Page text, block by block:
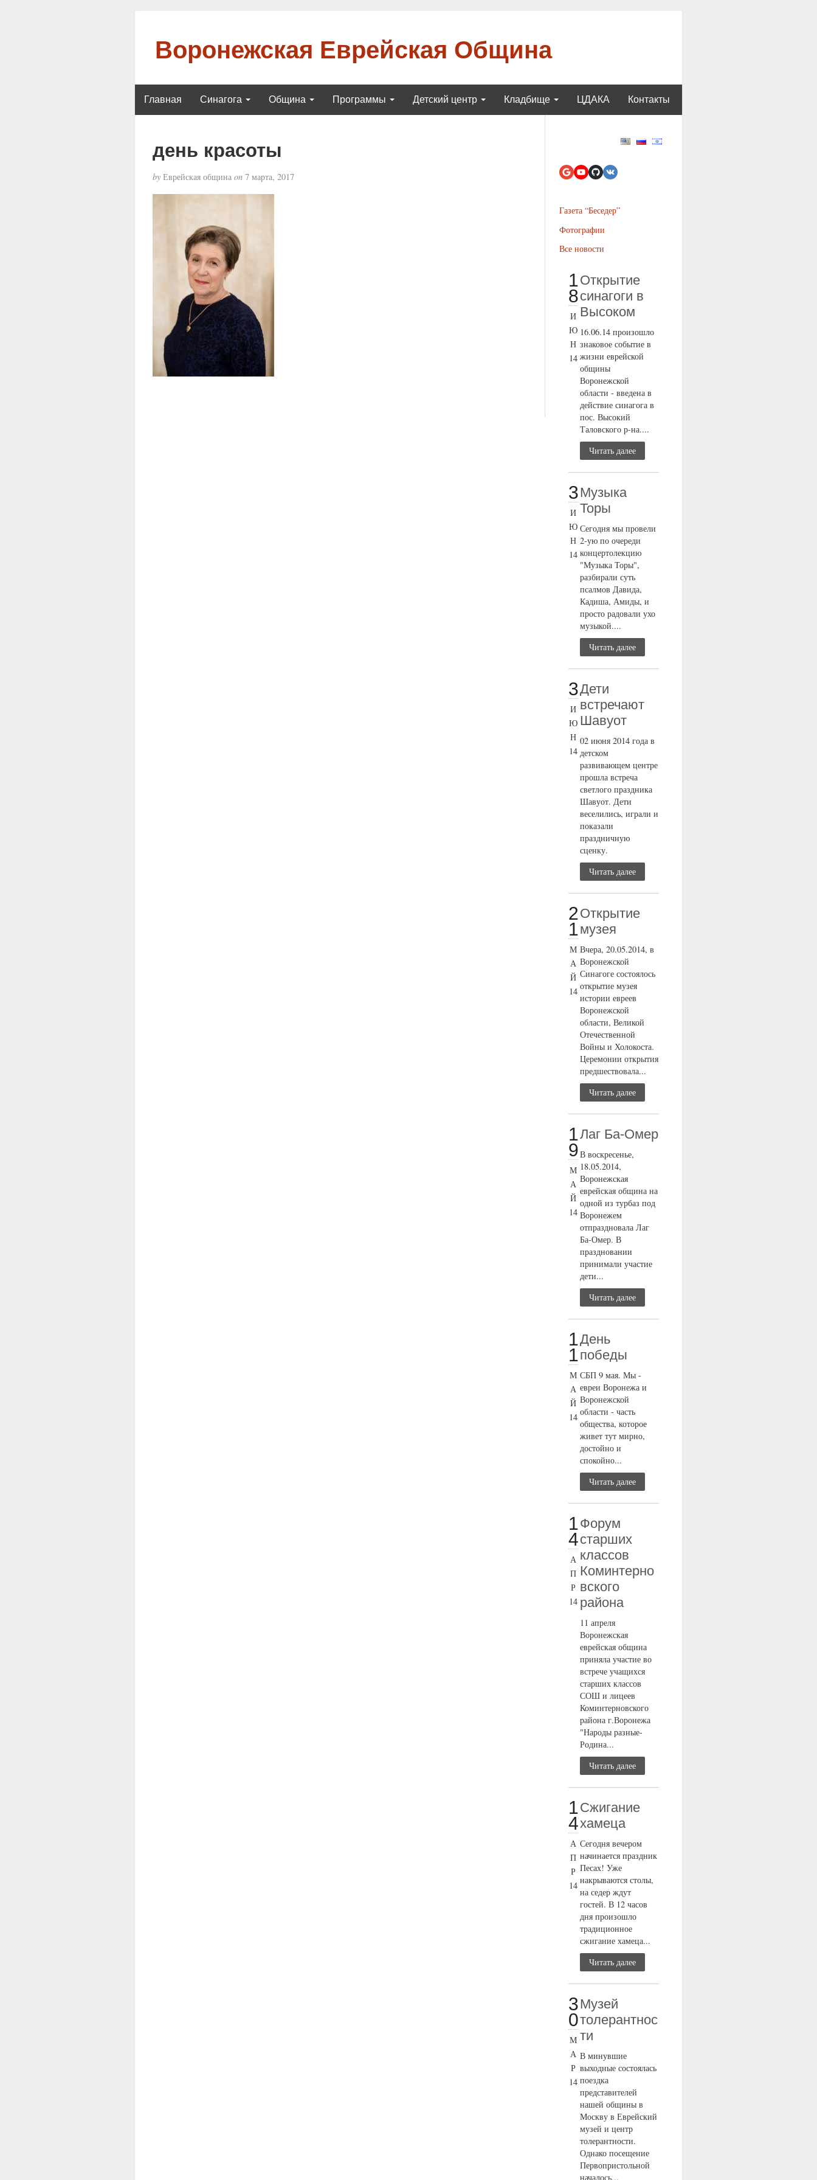
Воронежская Еврейская Община
Главная Синагога Община Программы Детский центр Кладбище ЦДАКА Контакты
день красоты
byЕврейская община on7 марта, 2017
Газета “Беседер”
Фотографии
Все новости
1
8
И
Ю
Н
14
Открытие
cинагоги в
Высоком
16.06.14 произошло
знаковое событие в
жизни еврейской
общины
Воронежской
области - введена в
действие синагога в
пос. Высокий
Таловского р-на....
Читать далее
3
И
Ю
Н
14
Музыка
Торы
Сегодня мы провели
2-ую по очереди
концертолекцию
"Музыка Торы",
разбирали суть
псалмов Давида,
Кадиша, Амиды, и
просто радовали ухо
музыкой....
Читать далее
3
И
Ю
Н
14
Дети
встречают
Шавуот
02 июня 2014 года в
детском
развивающем центре
прошла встреча
светлого праздника
Шавуот. Дети
веселились, играли и
показали
праздничную
сценку.
Читать далее
2
1
М
А
Й
14
Открытие
музея
Вчера, 20.05.2014, в
Воронежской
Синагоге состоялось
открытие музея
истории евреев
Воронежской
области, Великой
Отечественной
Войны и Холокоста.
Церемонии открытия
предшествовала...
Читать далее
1
9
М
А
Й
14
Лаг Ба-Омер
В воскресенье,
18.05.2014,
Воронежская
еврейская община на
одной из турбаз под
Воронежем
отпраздновала Лаг
Ба-Омер. В
праздновании
принимали участие
дети...
Читать далее
1
1
М
А
Й
14
День
победы
СБП 9 мая. Мы -
евреи Воронежа и
Воронежской
области - часть
общества, которое
живет тут мирно,
достойно и
спокойно...
Читать далее
1
4
А
П
Р
14
Форум
старших
классов
Коминтерно
вского
района
11 апреля
Воронежская
еврейская община
приняла участие во
встрече учащихся
старших классов
СОШ и лицеев
Коминтерновского
района г.Воронежа
"Народы разные-
Родина...
Читать далее
1
4
А
П
Р
14
Сжигание
хамеца
Сегодня вечером
начинается праздник
Песах! Уже
накрываются столы,
на седер ждут
гостей. В 12 часов
дня произошло
традиционное
сжигание хамеца...
Читать далее
3
0
М
А
Р
14
Музей
толерантнос
ти
В минувшие
выходные состоялась
поездка
представителей
нашей общины в
Москву в Еврейский
музей и центр
толерантности.
Однако посещение
Первопристольной
началось...